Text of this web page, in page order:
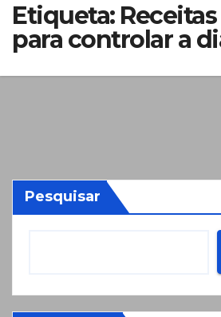
Etiqueta:
para controlar a
Pesquisar